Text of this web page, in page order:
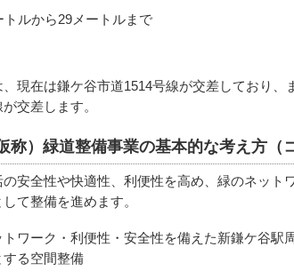
トルから29メートルまで
、現在は鎌ケ谷市道1514号線が交差しており
交差します。
）緑道整備事業の基本的な考え方（
の安全性や快適性、利便性を高め、緑のネット
て整備を進めます。
トワーク・利便性・安全性を備えた新鎌ケ谷
する空間整備